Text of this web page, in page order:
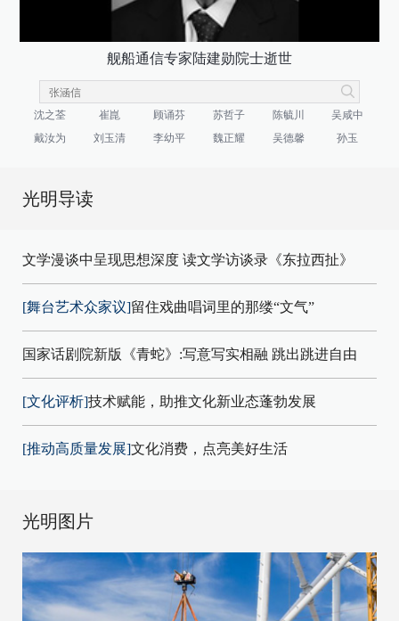
舰船通信专家陆建勋院士逝世
沈之荃 崔崑 顾诵芬 苏哲子 陈毓川
吴咸中
戴汝为
刘玉清 李幼平 魏正耀 吴德馨 孙玉
光明导读
文学漫谈中呈现思想深度 读文学访谈录《东拉西扯》
[舞台艺术众家议]留住戏曲唱词里的那缕“文气”
国家话剧院新版《青蛇》:写意写实相融 跳出跳进自由
[文化评析]技术赋能，助推文化新业态蓬勃发展
[推动高质量发展]文化消费，点亮美好生活
光明图片